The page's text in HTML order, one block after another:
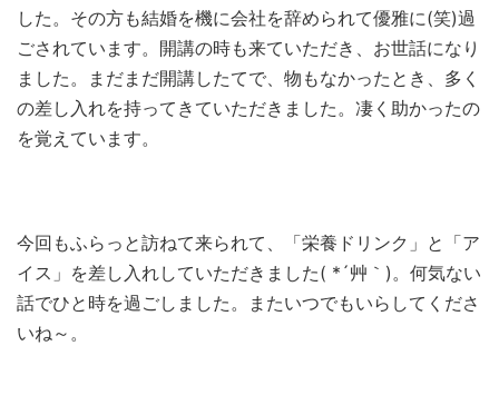
した。その方も結婚を機に会社を辞められて優雅に(笑)過
ごされています。開講の時も来ていただき、お世話になり
ました。まだまだ開講したてで、物もなかったとき、多く
の差し入れを持ってきていただきました。凄く助かったの
を覚えています。
今回もふらっと訪ねて来られて、「栄養ドリンク」と「ア
イス」を差し入れしていただきました( *´艸｀)。何気ない
話でひと時を過ごしました。またいつでもいらしてくださ
いね～。